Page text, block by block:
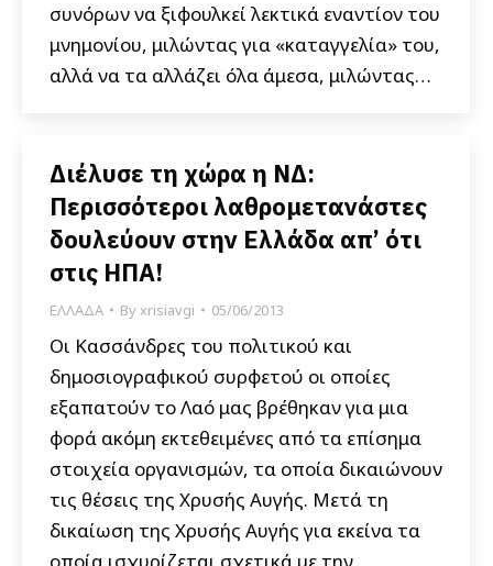
συνόρων να ξιφουλκεί λεκτικά εναντίον του
μνημονίου, μιλώντας για «καταγγελία» του,
αλλά να τα αλλάζει όλα άμεσα, μιλώντας…
Διέλυσε τη χώρα η ΝΔ:
Περισσότεροι λαθρομετανάστες
δουλεύουν στην Ελλάδα απ’ ότι
στις ΗΠΑ!
ΕΛΛΑΔΑ Byxrisiavgi 05/06/2013
Οι Κασσάνδρες του πολιτικού και
δημοσιογραφικού συρφετού οι οποίες
εξαπατούν το Λαό μας βρέθηκαν για μια
φορά ακόμη εκτεθειμένες από τα επίσημα
στοιχεία οργανισμών, τα οποία δικαιώνουν
τις θέσεις της Χρυσής Αυγής. Μετά τη
δικαίωση της Χρυσής Αυγής για εκείνα τα